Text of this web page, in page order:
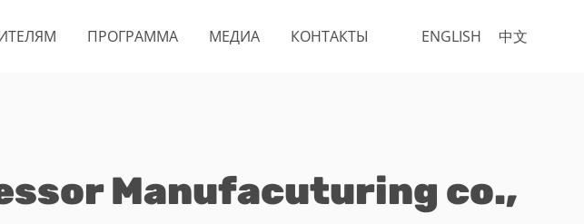
ENGLISH 中文
ПРОГРАММА МЕДИА КОНТАКТЫ
Manufacuturing co.,